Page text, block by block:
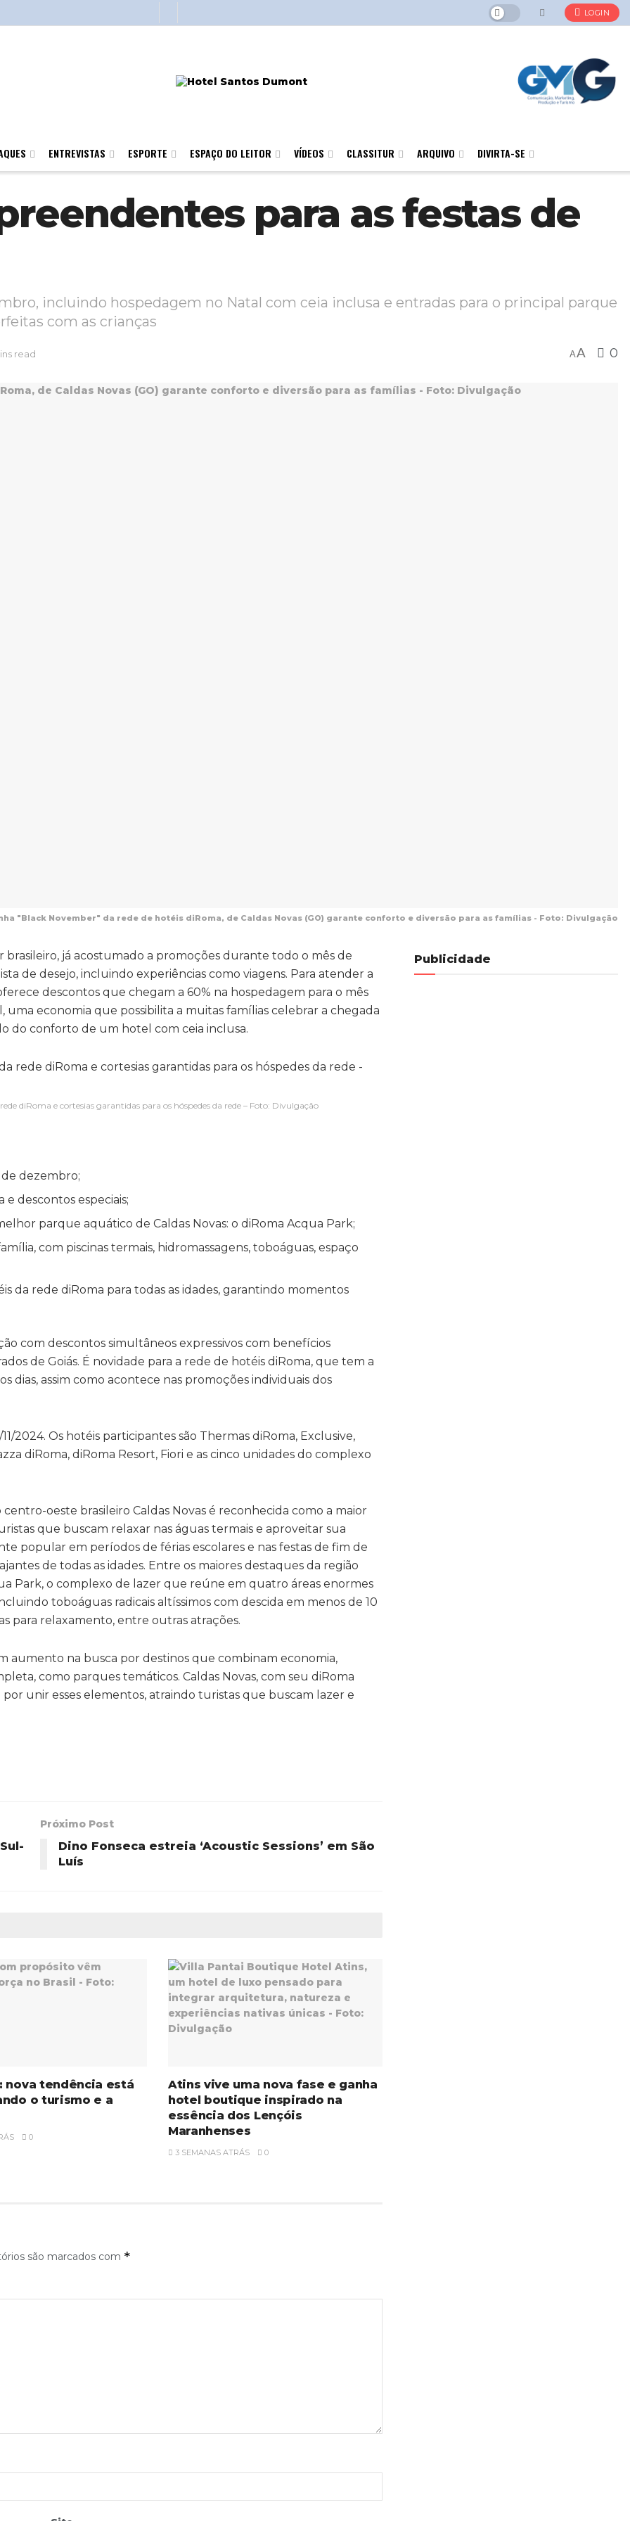
LOGIN
ENTREVISTAS ESPORTE ESPAÇO DO LEITOR VÍDEOS CLASSITUR ARQUIVO DIVIRTA-SE
para as festas de
incluindo hospedagem no Natal com ceia inclusa e entradas para o principal parque
com as crianças
read AA 0
"Black November" da rede de hotéis diRoma, de Caldas Novas (GO) garante conforto e diversão para as famílias - Foto: Divulgação
já acostumado a promoções durante todo o mês de
de desejo, incluindo experiências como viagens. Para atender a
descontos que chegam a 60% na hospedagem para o mês
economia que possibilita a muitas famílias celebrar a chegada
do conforto de um hotel com ceia inclusa.
diRoma e cortesias garantidas para os hóspedes da rede – Foto: Divulgação
dezembro;
descontos especiais;
parque aquático de Caldas Novas: o diRoma Acqua Park;
com piscinas termais, hidromassagens, toboáguas, espaço
da rede diRoma para todas as idades, garantindo momentos
com descontos simultâneos expressivos com benefícios
de Goiás. É novidade para a rede de hotéis diRoma, que tem a
dias, assim como acontece nas promoções individuais dos
2024. Os hotéis participantes são Thermas diRoma, Exclusive,
diRoma, diRoma Resort, Fiori e as cinco unidades do complexo
oeste brasileiro Caldas Novas é reconhecida como a maior
que buscam relaxar nas águas termais e aproveitar sua
popular em períodos de férias escolares e nas festas de fim de
de todas as idades. Entre os maiores destaques da região
Park, o complexo de lazer que reúne em quatro áreas enormes
toboáguas radicais altíssimos com descida em menos de 10
para relaxamento, entre outras atrações.
aumento na busca por destinos que combinam economia,
como parques temáticos. Caldas Novas, com seu diRoma
unir esses elementos, atraindo turistas que buscam lazer e
Próximo Post
Dino Fonseca estreia ‘Acoustic Sessions’ em São
Luís
nova tendência está
o turismo e a
0
Atins vive uma nova fase e ganha
hotel boutique inspirado na
essência dos Lençóis
Maranhenses
3 SEMANAS ATRÁS 0
são marcados com *
Publicidade